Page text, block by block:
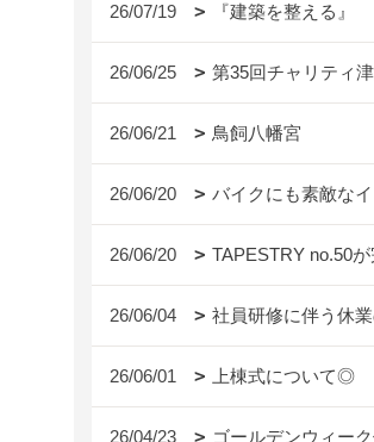
26/07/19 『建築を整える』
26/06/25 第35回チャリティ
26/06/21 鳥飼八幡宮
26/06/20 バイクにも素敵な
26/06/20 TAPESTRY no.50
26/06/04 社員研修に伴う休
26/06/01 上棟式について◎
26/04/23 ゴールデンウィー